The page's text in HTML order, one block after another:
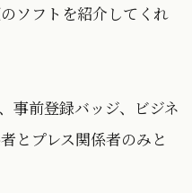
ソフトを紹介してくれ
事前登録バッジ、ビジネ
とプレス関係者のみと